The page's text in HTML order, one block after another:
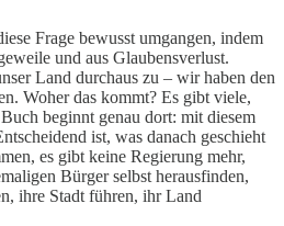
Frage bewusst umgangen, indem
und aus Glaubensverlust.
Land durchaus zu – wir haben den
Woher das kommt? Es gibt viele,
beginnt genau dort: mit diesem
ist, was danach geschieht
es gibt keine Regierung mehr,
Bürger selbst herausfinden,
ihre Stadt führen, ihr Land